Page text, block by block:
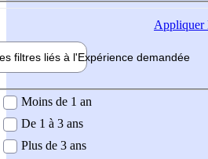
Appliquer
filtres liés à l'Expérience demandée
demandée
Moins de 1 an
De 1 à 3 ans
Plus de 3 ans